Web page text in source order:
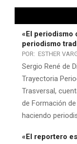
«El periodismo
periodismo
POR: ESTHER
Sergio René de
Trayectoria
Trasversal,
de Formación
haciendo
«El reportero